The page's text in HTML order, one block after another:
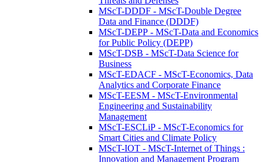
MScT-DDDF - MScT-Double Degree
Data and Finance (DDDF)
MScT-DEPP - MScT-Data and Economics
for Public Policy (DEPP)
MScT-DSB - MScT-Data Science for
Business
MScT-EDACF - MScT-Economics, Data
Analytics and Corporate Finance
MScT-EESM - MScT-Environmental
Engineering and Sustainability
Management
MScT-ESCLiP - MScT-Economics for
Smart Cities and Climate Policy
MScT-IOT - MScT-Internet of Things :
Innovation and Management Program